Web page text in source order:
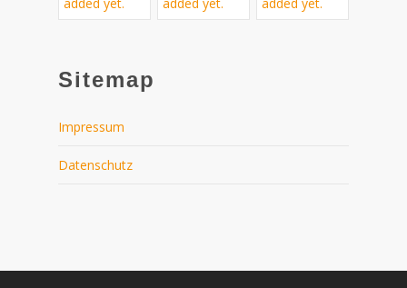
Sitemap
Impressum
Datenschutz